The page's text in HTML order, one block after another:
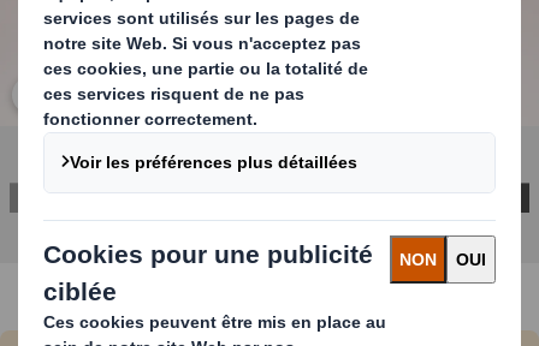
Cliquez pour agrandir l’image